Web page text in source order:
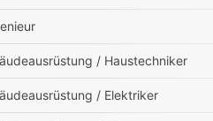
/ Haustechniker
/ Elektriker